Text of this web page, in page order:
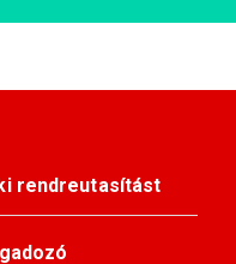
rendreutasítást